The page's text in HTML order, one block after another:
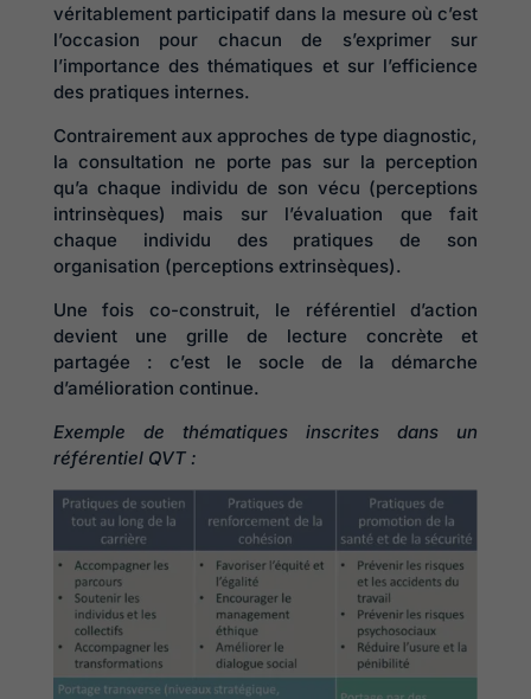
véritablement participatif dans la mesure où c’est
l’occasion pour chacun de s’exprimer sur
l’importance des thématiques et sur l’efficience
des pratiques internes.
Contrairement aux approches de type diagnostic,
la consultation ne porte pas sur la perception
qu’a chaque individu de son vécu (perceptions
intrinsèques) mais sur l’évaluation que fait
chaque individu des pratiques de son
organisation (perceptions extrinsèques).
Une fois co-construit, le référentiel d’action
devient une grille de lecture concrète et
partagée : c’est le socle de la démarche
d’amélioration continue.
Exemple de thématiques inscrites dans un
référentiel QVT :